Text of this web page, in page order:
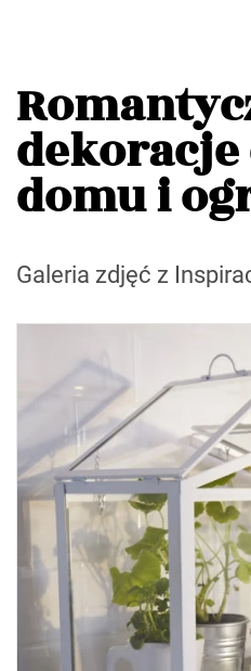
dekoracje
domu i
Galeria zdjęć z